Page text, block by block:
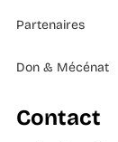
Partenaires
Don & Mécénat
Contact